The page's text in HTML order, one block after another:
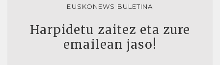
EUSKONEWS BULETINA
Harpidetu zaitez eta zure
emailean jaso!